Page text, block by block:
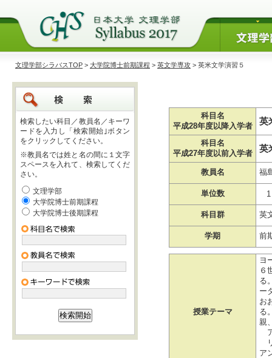
文理学部シラバスTOP > 大学院博士前期課程 > 英文学専攻 > 英米文学演習５
検索したい科目／教員名／キーワ
ードを入力し「検索開始｣ボタン
をクリックしてください。
※教員名では姓と名の間に１文字
スペースを入れて、検索してくだ
さい。
文理学部
大学院博士前期課程
大学院博士後期課程
科目名
平成28年度以降入学者
英
科目名
平成27年度以前入学者
英
教員名 福
単位数 1
科目群 英
学期 前
授業テーマ
ヨ
６
る
ー
お
る
親
ア